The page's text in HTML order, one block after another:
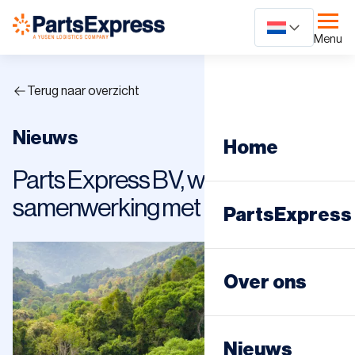
naar
content
Menu
Home
PartsExpress
Over ons
Nieuws
Terug naar overzicht
Nieuws
Parts Express BV, wederom in
samenwerking met Trees for All